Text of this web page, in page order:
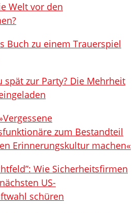
Welt vor den
Buch zu einem Trauerspiel
spät zur Party? Die Mehrheit
zum Bestandteil
Erinnerungskultur machen«
Wie Sicherheitsfirmen
US-
schüren